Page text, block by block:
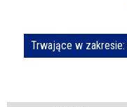
Szukana fraza
Trwające w zakresie: